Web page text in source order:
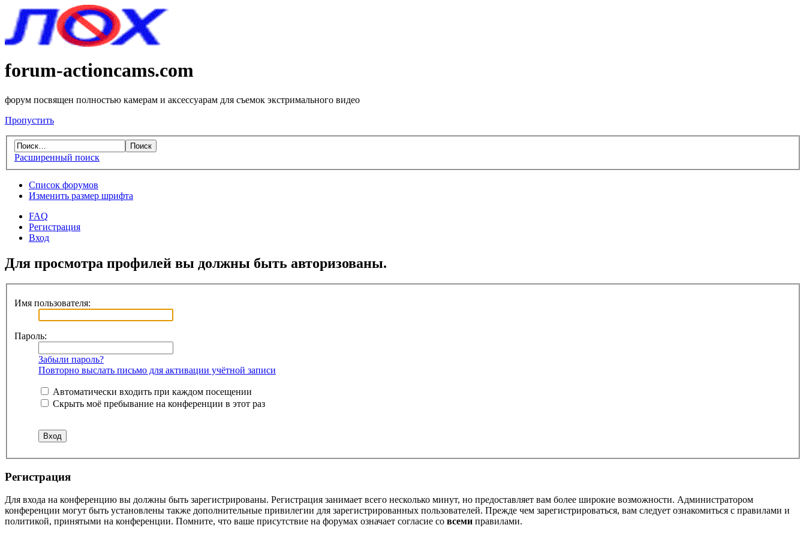
forum-actioncams.com
форум посвящен полностью камерам и аксессуарам для съемок экстримального видео
Пропустить
Расширенный поиск
Список форумов
Изменить размер шрифта
FAQ
Регистрация
Вход
Для просмотра профилей вы должны быть авторизованы.
Имя пользователя:
Пароль:
Забыли пароль?
Повторно выслать письмо для активации учётной записи
Автоматически входить при каждом посещении
Скрыть моё пребывание на конференции в этот раз
Регистрация
Для входа на конференцию вы должны быть зарегистрированы. Регистрация занимает всего несколько минут, но предоставляет вам более широкие возможности. Администратором
конференции могут быть установлены также дополнительные привилегии для зарегистрированных пользователей. Прежде чем зарегистрироваться, вам следует ознакомиться с правилами и
политикой, принятыми на конференции. Помните, что ваше присутствие на форумах означает согласие со всеми правилами.